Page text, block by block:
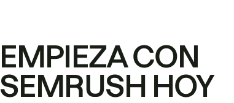
EMPIEZA CON
SEMRUSH HOY